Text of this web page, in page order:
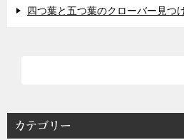
四つ葉と五つ葉のクローバー見つ
カテゴリー